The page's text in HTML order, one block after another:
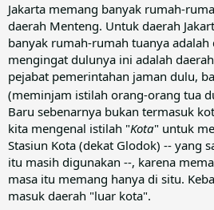
Jakarta memang banyak rumah-
daerah Menteng. Untuk daerah
banyak rumah-rumah tuanya adalah
mengingat dulunya ini adalah
pejabat pemerintahan jaman dulu,
(meminjam istilah orang-orang tua
Baru sebenarnya bukan termasuk
kita mengenal istilah "Kota" untuk
Stasiun Kota (dekat Glodok) -- yang
itu masih digunakan --, karena
masa itu memang hanya di situ.
masuk daerah "luar kota".